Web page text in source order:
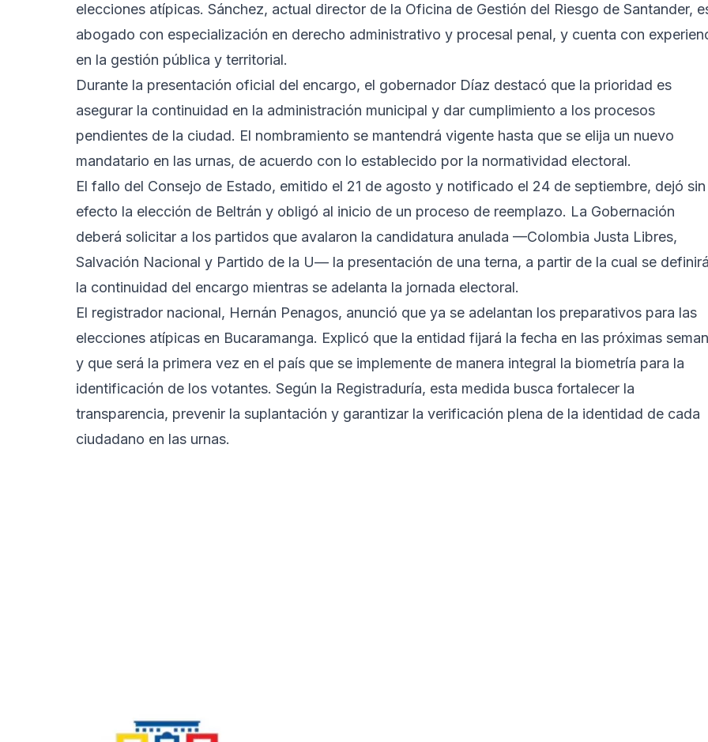
elecciones atípicas. Sánchez, actual director de la Oficina de Gestión del Riesgo de Santander,
abogado con especialización en derecho administrativo y procesal penal, y cuenta con
en la gestión pública y territorial.
Durante la presentación oficial del encargo, el gobernador Díaz destacó que la prioridad es
asegurar la continuidad en la administración municipal y dar cumplimiento a los procesos
pendientes de la ciudad. El nombramiento se mantendrá vigente hasta que se elija un nuevo
mandatario en las urnas, de acuerdo con lo establecido por la normatividad electoral.
El fallo del Consejo de Estado, emitido el 21 de agosto y notificado el 24 de septiembre, dejó sin
efecto la elección de Beltrán y obligó al inicio de un proceso de reemplazo. La Gobernación
deberá solicitar a los partidos que avalaron la candidatura anulada —Colombia Justa Libres,
Salvación Nacional y Partido de la U— la presentación de una terna, a partir de la cual se definirá
la continuidad del encargo mientras se adelanta la jornada electoral.
El registrador nacional, Hernán Penagos, anunció que ya se adelantan los preparativos para las
elecciones atípicas en Bucaramanga. Explicó que la entidad fijará la fecha en las próximas
y que será la primera vez en el país que se implemente de manera integral la biometría para la
identificación de los votantes. Según la Registraduría, esta medida busca fortalecer la
transparencia, prevenir la suplantación y garantizar la verificación plena de la identidad de cada
ciudadano en las urnas.